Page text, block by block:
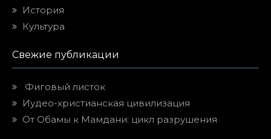
История
Культура
Свежие публикации
Фиговый листок
Иудео-христианская цивилизация
От Обамы к Мамдани: цикл разрушения